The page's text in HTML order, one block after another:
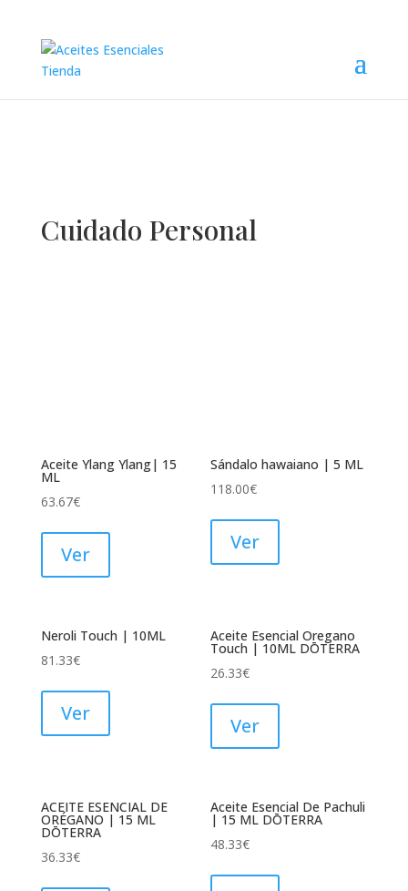
Cuidado Personal
Aceite Ylang Ylang| 15
ML
63.67€
Ver
Sándalo hawaiano | 5 ML
118.00€
Ver
Neroli Touch | 10ML
81.33€
Ver
Aceite Esencial Oregano
Touch | 10ML DŌTERRA
26.33€
Ver
ACEITE ESENCIAL DE
ORÉGANO | 15 ML
DŌTERRA
36.33€
Aceite Esencial De Pachuli
| 15 ML DŌTERRA
48.33€